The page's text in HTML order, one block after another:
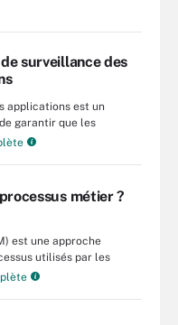
surveillance des
applications est un
garantir que les
métier ?
est une approche
utilisés par les